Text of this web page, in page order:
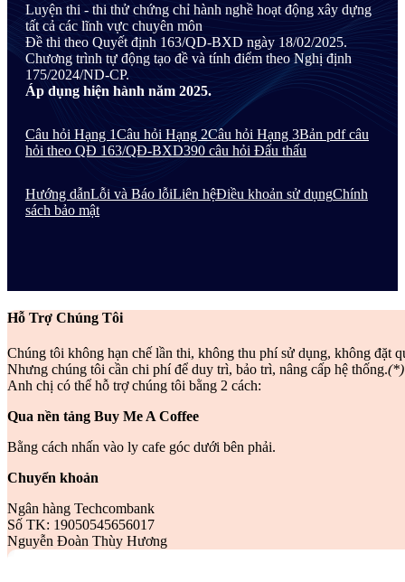
Luyện thi - thi thử chứng chỉ hành nghề hoạt động xây dựng
tất cả các lĩnh vực chuyên môn
Đề thi theo Quyết định 163/QD-BXD ngày 18/02/2025.
Chương trình tự động tạo đề và tính điểm theo Nghị định
175/2024/ND-CP.
Áp dụng hiện hành năm 2025.
Câu hỏi Hạng 1Câu hỏi Hạng 2Câu hỏi Hạng 3Bản pdf câu
hỏi theo QĐ 163/QĐ-BXD390 câu hỏi Đấu thấu
Hướng dẫnLỗi và Báo lỗiLiên hệĐiều khoản sử dụngChính
sách bảo mật
Hỗ Trợ Chúng Tôi
Chúng tôi không hạn chế lần thi, không thu phí sử dụng, không đặt
Nhưng chúng tôi cần chi phí để duy trì, bảo trì, nâng cấp hệ thống.(*)
Anh chị có thể hỗ trợ chúng tôi bằng 2 cách:
Qua nền tảng Buy Me A Coffee
Bằng cách nhấn vào ly cafe góc dưới bên phải.
Chuyển khoản
Ngân hàng Techcombank
Số TK: 19050545656017
Nguyễn Đoàn Thùy Hương